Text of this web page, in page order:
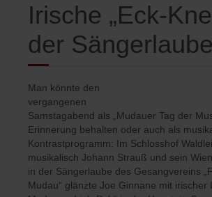
Irische „Eck-
der Sängerlaube
Man könnte den
vergangenen
Samstagabend als „Mudauer Tag der
Erinnerung behalten oder auch als
Kontrastprogramm: Im Schlosshof
musikalisch Johann Strauß und sein
in der Sängerlaube des Gesangvereins
Mudau“ glänzte Joe Ginnane mit irischer